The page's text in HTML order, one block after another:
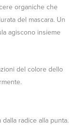
organiche che
del mascara. Un
agiscono insieme
del colore dello
radice alla punta.